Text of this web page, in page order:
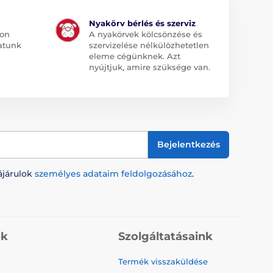
Nyakörv bérlés és szerviz
A nyakörvek kölcsönzése és
szervizelése nélkülözhetetlen
eleme cégünknek. Azt
nyújtjuk, amire szüksége van.
Bejelentkezés
személyes adataim feldolgozásához.
Szolgáltatásaink
Termék visszaküldése